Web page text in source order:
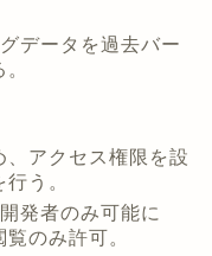
データを過去バー
、アクセス権限を設
う。
発者のみ可能に
のみ許可。